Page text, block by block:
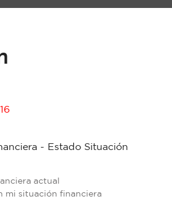
- Estado Situación
actual
mi situación financiera